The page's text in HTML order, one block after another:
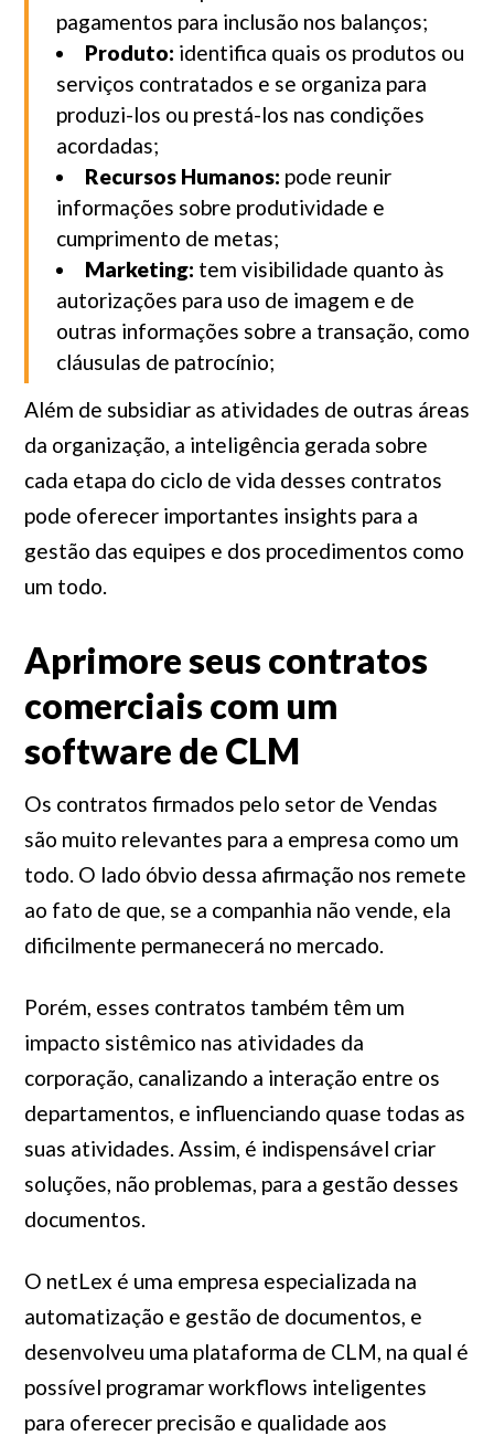
pagamentos para inclusão nos balanços;
Produto: identifica quais os produtos ou
serviços contratados e se organiza para
produzi-los ou prestá-los nas condições
acordadas;
Recursos Humanos: pode reunir
informações sobre produtividade e
cumprimento de metas;
Marketing: tem visibilidade quanto às
autorizações para uso de imagem e de
outras informações sobre a transação, como
cláusulas de patrocínio;
Além de subsidiar as atividades de outras áreas
da organização, a inteligência gerada sobre
cada etapa do ciclo de vida desses contratos
pode oferecer importantes insights para a
gestão das equipes e dos procedimentos como
um todo.
Aprimore seus contratos
comerciais com um
software de CLM
Os contratos firmados pelo setor de Vendas
são muito relevantes para a empresa como um
todo. O lado óbvio dessa afirmação nos remete
ao fato de que, se a companhia não vende, ela
dificilmente permanecerá no mercado.
Porém, esses contratos também têm um
impacto sistêmico nas atividades da
corporação, canalizando a interação entre os
departamentos, e influenciando quase todas as
suas atividades. Assim, é indispensável criar
soluções, não problemas, para a gestão desses
documentos.
O netLex é uma empresa especializada na
automatização e gestão de documentos, e
desenvolveu uma plataforma de CLM, na qual é
possível programar workflows inteligentes
para oferecer precisão e qualidade aos